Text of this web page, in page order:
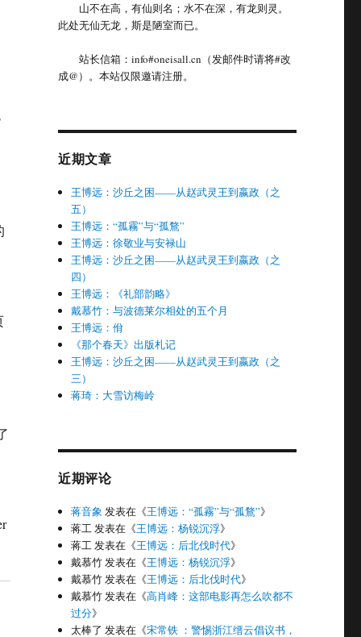
山不在高，有仙则名；水不在深，有龙则灵。
此处无仙无龙，斯是陋室而已。
站长信箱：info#oneisall.cn（发邮件时请将#改
成@）。本站仅限邀请注册。
近期文章
王博远：沙丘之困——从赵武灵王到嬴政（之
五）
王博远：“孤霧”与“孤鶩”
王博远：徐敬业与安禄山
王博远：沙丘之困——从赵武灵王到嬴政（之
四）
王博远：《礼部韵略》
戴慕竹：与波德莱尔相处的五个月
王博远：佾
《那个春天》出版札记
王博远：沙丘之困——从赵武灵王到嬴政（之
三）
蒋琦：大雪访梅岭
近期评论
蒋音象 发表在《王博远：“孤霧”与“孤鶩”》
蒋工发表在《王博远：杨锐沉浮》
蒋工发表在《王博远：后北伐时代》
戴慕竹发表在《王博远：杨锐沉浮》
戴慕竹发表在《王博远：后北伐时代》
戴慕竹发表在《高肖峰：这部电影再怎么吹都不
过分》
太棒了 发表在《宋常铁 ：警惕浙江缙云倡议书，